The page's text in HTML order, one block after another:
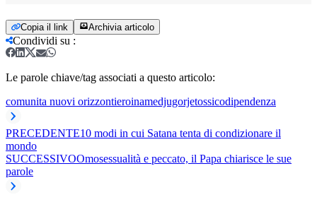
Copia il link Archivia articolo
Condividi su :
Le parole chiave/tag associati a questo articolo:
comunita nuovi orizzontieroinamedjugorjetossicodipendenza
PRECEDENTE10 modi in cui Satana tenta di condizionare il
mondo
SUCCESSIVOOmosessualità e peccato, il Papa chiarisce le sue
parole